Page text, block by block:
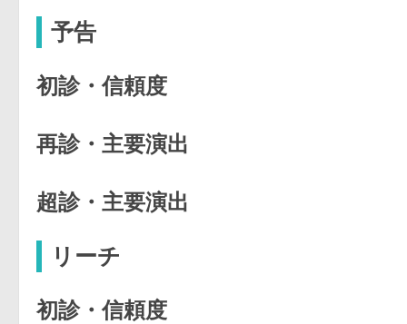
予告
初診・信頼度
再診・主要演出
超診・主要演出
リーチ
初診・信頼度